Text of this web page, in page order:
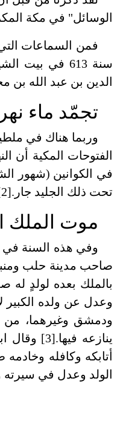
الوسائل" في مكة المكرمة سنة 600، وهو الكتاب الذي
سنة 613 في
الدين بن عبد الله
تجمّد ماء
وربما هناك في
الفتوحات المكية أن
في الكوانين (شهور
تحت ذلك الجليد جار.[2]
موت الملك
وفي هذه السنة في
صاحب مدينة حلب
بالملك بعده لولدٍ له
وعدل عن ولده الكبير
ودمشق وغيرهما، من
ينازعه
أتابكه وكافله
الولد وعدل في سيرته